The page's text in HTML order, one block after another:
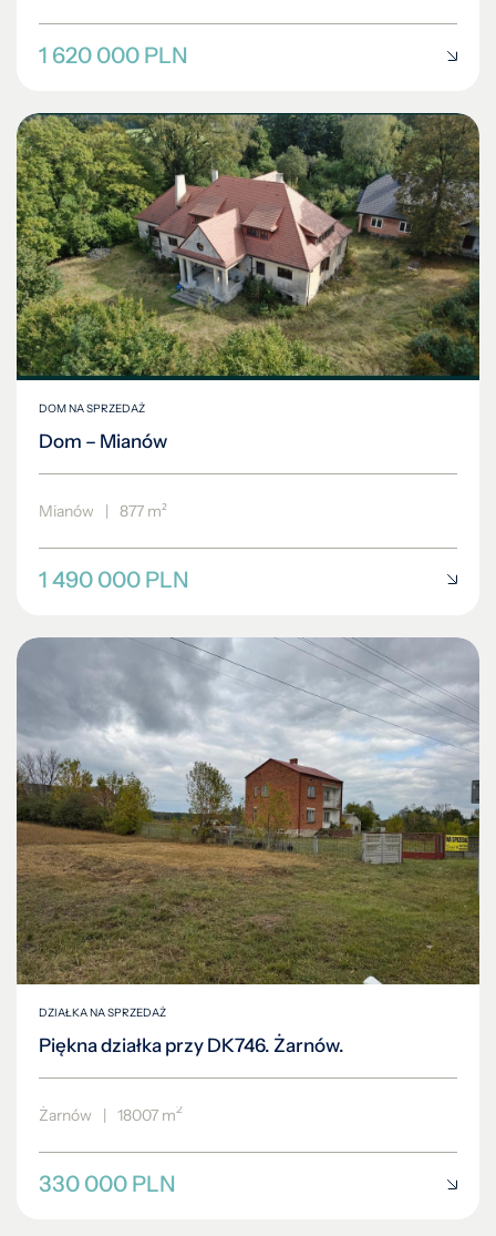
1 620 000 PLN
DOM NA SPRZEDAŻ
Dom – Mianów
Mianów | 877 m²
1 490 000 PLN
DZIAŁKA NA SPRZEDAŻ
Piękna działka przy DK746. Żarnów.
Żarnów 18007 m2
330 000 PLN